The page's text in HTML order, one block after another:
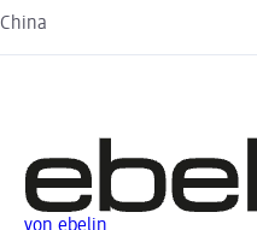
China